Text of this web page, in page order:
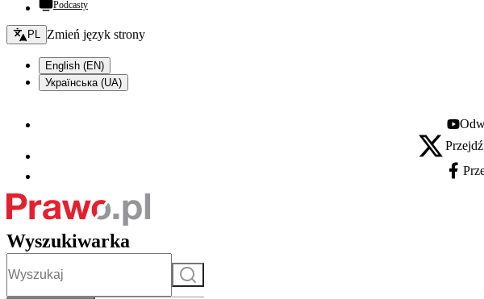
Podcasty
Zmień język - bieżący:
PL Zmień język strony
English (EN)
Українська (UA)
Youtube
X - otwiera się
Wyszukiwarka
Szukaj